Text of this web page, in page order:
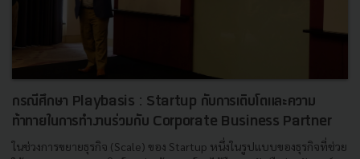
กรณีศึกษา Playbasis : Startup กับการเติบโตและความ
ท้าทายในการทำงานร่วมกับ Corporate Business Partner
ในช่วงการขยายธุรกิจ (Scale) ของ Startup หนึ่งในรูปแบบของธุรกิจที่ช่วย